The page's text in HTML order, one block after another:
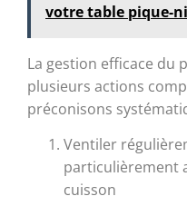
votre table pique-
La gestion efficace du
plusieurs actions
préconisons
Ventiler
particulièrement
cuisson